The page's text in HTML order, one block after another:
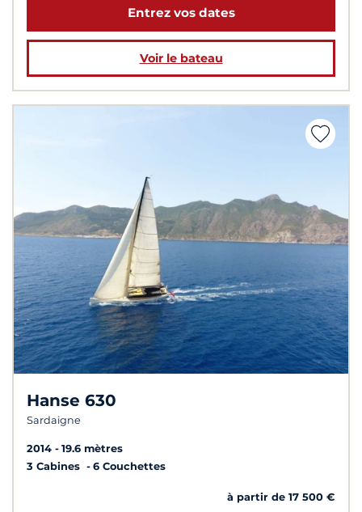
Entrez vos dates
Voir le bateau
Hanse 630
Sardaigne
2014
19.6 mètres
3 Cabines
6 Couchettes
à partir de 17 500 €